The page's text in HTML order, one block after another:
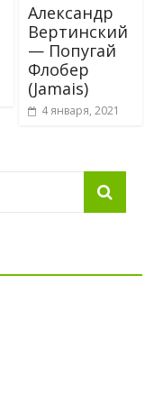
Александр
Вертинский
— Попугай
Флобер
(Jamais)
4 января, 2021